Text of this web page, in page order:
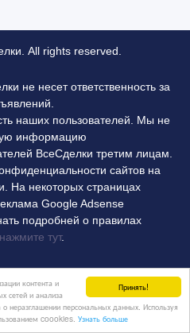
Принять!
контента и
сетей и анализа
неразглашении персональных данных. Используя
coookies. Узнать больше
All rights reserved.
не несет ответственность за
наших пользователей. Мы не
информацию
ВсеСделки третим лицам.
сайтов на
На некоторых страницах
Google Adsense
подробней о правилах
нажмите тут.
Контакты